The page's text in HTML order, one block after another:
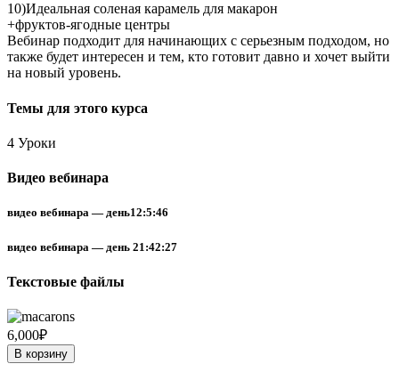
10)Идеальная соленая карамель для макарон
+фруктов-ягодные центры
Вебинар подходит для начинающих с серьезным подходом, но
также будет интересен и тем, кто готовит давно и хочет выйти
на новый уровень.
Темы для этого курса
4 Уроки
Видео вебинара
видео вебинара — день12:5:46
видео вебинара — день 21:42:27
Текстовые файлы
6,000₽
В корзину